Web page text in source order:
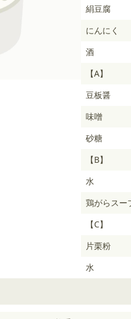
絹豆腐
にんにく
酒
【A】
豆板醤
味噌
砂糖
【B】
水
鶏がらスー
【C】
片栗粉
水